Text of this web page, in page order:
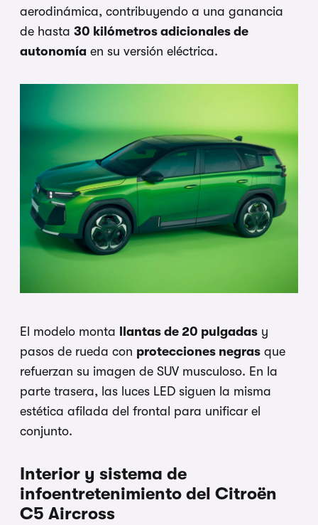
aerodinámica, contribuyendo a una ganancia
de hasta 30 kilómetros adicionales de
autonomía en su versión eléctrica.
El modelo monta llantas de 20 pulgadas y
pasos de rueda con protecciones negras que
refuerzan su imagen de SUV musculoso. En la
parte trasera, las luces LED siguen la misma
estética afilada del frontal para unificar el
conjunto.
Interior y sistema de
infoentretenimiento del Citroën
C5 Aircross